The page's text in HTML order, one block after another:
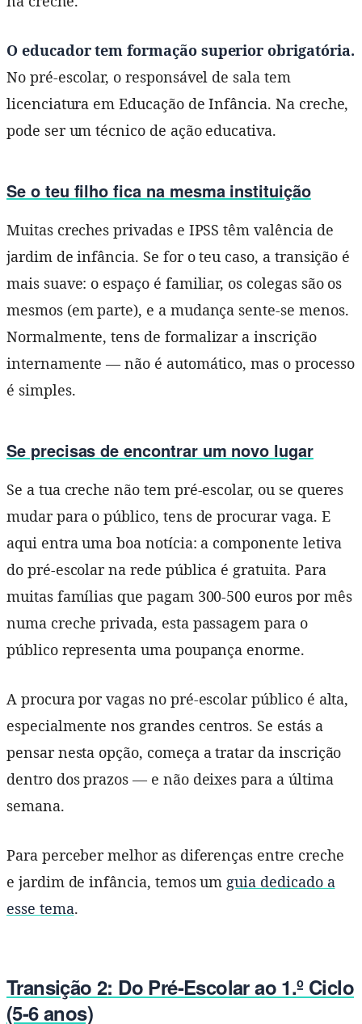
O educador tem formação superior obrigatória.
No pré-escolar, o responsável de sala tem
licenciatura em Educação de Infância. Na creche,
pode ser um técnico de ação educativa.
Se o teu filho fica na mesma instituição
Muitas creches privadas e IPSS têm valência de
jardim de infância. Se for o teu caso, a transição é
mais suave: o espaço é familiar, os colegas são os
mesmos (em parte), e a mudança sente-se menos.
Normalmente, tens de formalizar a inscrição
internamente — não é automático, mas o processo
é simples.
Se precisas de encontrar um novo lugar
Se a tua creche não tem pré-escolar, ou se queres
mudar para o público, tens de procurar vaga. E
aqui entra uma boa notícia: a componente letiva
do pré-escolar na rede pública é gratuita. Para
muitas famílias que pagam 300-500 euros por mês
numa creche privada, esta passagem para o
público representa uma poupança enorme.
A procura por vagas no pré-escolar público é alta,
especialmente nos grandes centros. Se estás a
pensar nesta opção, começa a tratar da inscrição
dentro dos prazos — e não deixes para a última
semana.
Para perceber melhor as diferenças entre creche
e jardim de infância, temos um guia dedicado a
esse tema.
Transição 2: Do Pré-Escolar ao 1.º Ciclo
(5-6 anos)